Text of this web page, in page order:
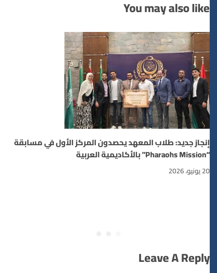
You may also like
إنجاز جديد: طلاب المعهد يحصدون المركز الأول في مسابقة
20 يونيو، 2026
Leave A Reply